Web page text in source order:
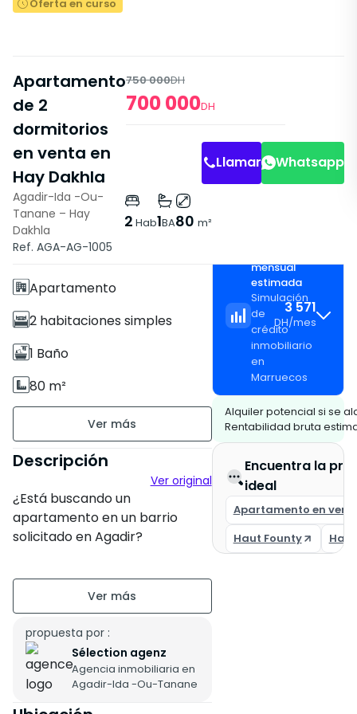
Oferta en curso
Apartamento
de 2
dormitorios
en venta en
Hay Dakhla
750 000DH
700 000DH
Agadir-Ida -Ou-
Tanane – Hay
Dakhla
Ref. AGA-AG-1005
2 Hab1BA80 m²
Llamar Whatsapp
Características
Sin Ascensor
Apartamento
2 habitaciones simples
1 Baño
80 m²
Sin amueblar
piso 1 en 2
3 apartamentos por nivel
Antigüedad de la
construcción : Entre 11 y 20
Estado de la propiedad :
Reparaciones previstas
Terraza
Sureste
Orientación de las
Descripción
Ver original
¿Está buscando un
apartamento en un barrio
solicitado en Agadir?
¡No busque más!
Ubicado en el barrio de Hay
Dakhla, este encantador
apartamento de 80 metros
cuadrados en el primer piso sin
ascensor en un edificio de dos
pisos está a la venta.
Con su amplio salón, 2
propuesta por :
Sélection agenz
Agencia inmobiliaria en
Agadir-Ida -Ou-Tanane
mensual
estimada
Simulación
de
crédito
inmobiliario
en
Marruecos
3 571
DH/mes
Alquiler potencial si se
Rentabilidad bruta
Encuentra la
ideal
Apartamento en
Haut Founty
Hay